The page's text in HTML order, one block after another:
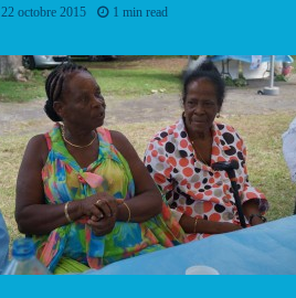
22 octobre 2015 1 min read